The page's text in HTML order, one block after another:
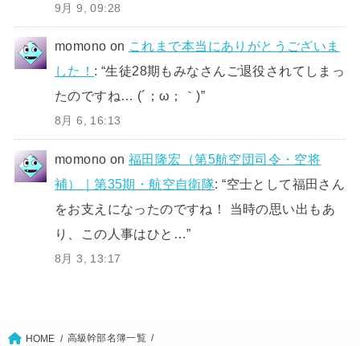
9月 9, 09:28
momono on これまで本当にありがとうございま
した！ : “生徒28期もみなさんご退役されてしまっ
たのですね… (´；ω；｀)”
8月 6, 16:13
momono on福田隆宏（第5航空団司令・空将
補）｜第35期・航空自衛隊: “空士として福田さん
をお支えになったのですね！ 当時の思い出もあ
り、この人事はひと…”
8月 3, 13:17
HOME 高級幹部名簿一覧